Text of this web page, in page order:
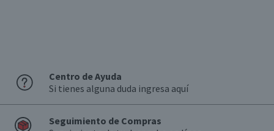
Centro de Ayuda
Si tienes alguna duda ingresa aquí
Seguimiento de Compras